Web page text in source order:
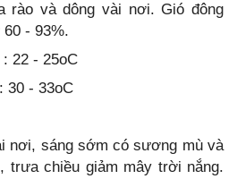
rào và dông vài nơi. Gió đông
- 93%.
22 - 25oC
30 - 33oC
nơi, sáng sớm có sương mù và
trưa chiều giảm mây trời nắng.